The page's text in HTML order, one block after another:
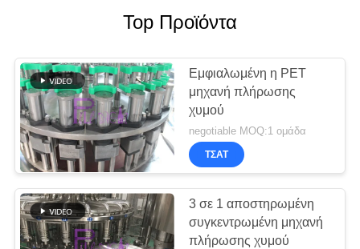
Top Προϊόντα
Εμφιαλωμένη η PET
μηχανή πλήρωσης
χυμού
negotiable MOQ:1 ομάδα
ΤΣΆΤ
3 σε 1 αποστηρωμένη
συγκεντρωμένη μηχανή
πλήρωσης χυμού